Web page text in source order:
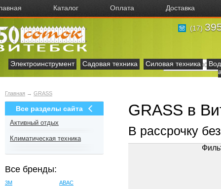
Каталог Оплата Доставка
(17)
Электроинструмент Садовая техника Силовая техника
Главная → GRASS
Все разделы сайта
Активный отдых
Климатическая техника
Все бренды:
3M
ABAC
GRASS в
В рассрочку